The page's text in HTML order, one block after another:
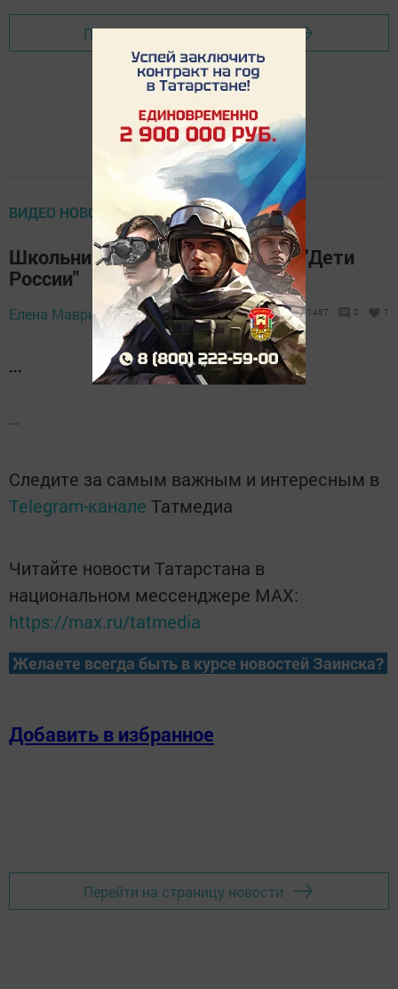
Перейти на страницу новости
ВИДЕО НОВОСТИ (НОВОЕ)
Школьники поддержали акцию "Дети
России"
Елена Маврина, 22 ноября 2017 - 16:07 1487 0 1
...
...
Следите за самым важным и интересным в
Telegram-канале Татмедиа
Читайте новости Татарстана в
национальном мессенджере MАХ:
https://max.ru/tatmedia
Желаете всегда быть в курсе новостей Заинска?
Добавить в избранное
Перейти на страницу новости